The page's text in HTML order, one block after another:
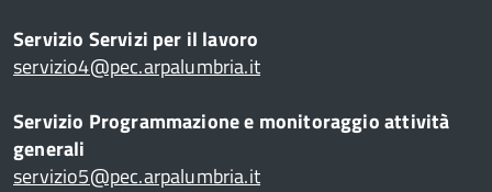
Servizio Servizi per il lavoro
servizio4@pec.arpalumbria.it
Servizio Programmazione e monitoraggio attività
generali
servizio5@pec.arpalumbria.it